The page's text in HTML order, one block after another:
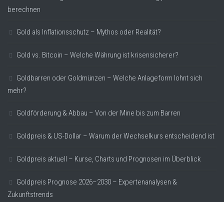
berechnen
Gold als Inflationsschutz – Mythos oder Realität?
Gold vs. Bitcoin – Welche Währung ist krisensicherer?
Goldbarren oder Goldmünzen – Welche Anlageform lohnt sich
mehr?
Goldförderung & Abbau – Von der Mine bis zum Barren
Goldpreis & US-Dollar – Warum der Wechselkurs entscheidend ist
Goldpreis aktuell – Kurse, Charts und Prognosen im Überblick
Goldpreis Prognose 2026–2030 – Expertenanalysen &
Zukunftstrends